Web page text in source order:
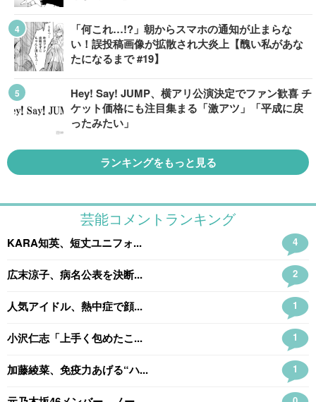
「何これ…!?」朝からスマホの通知が止まらな
い！誤投稿画像が拡散され大炎上【醜い私があな
たになるまで #19】
Hey! Say! JUMP、横アリ公演決定でファン歓喜 チ
ケット価格にも注目集まる「激アツ」「平成に戻
ったみたい」
ランキングをもっと見る